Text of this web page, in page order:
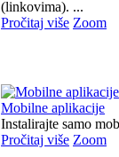
(linkovima). ...
Pročitaj više Zoom
Mobilne aplikacije
Instalirajte samo
Pročitaj više Zoom